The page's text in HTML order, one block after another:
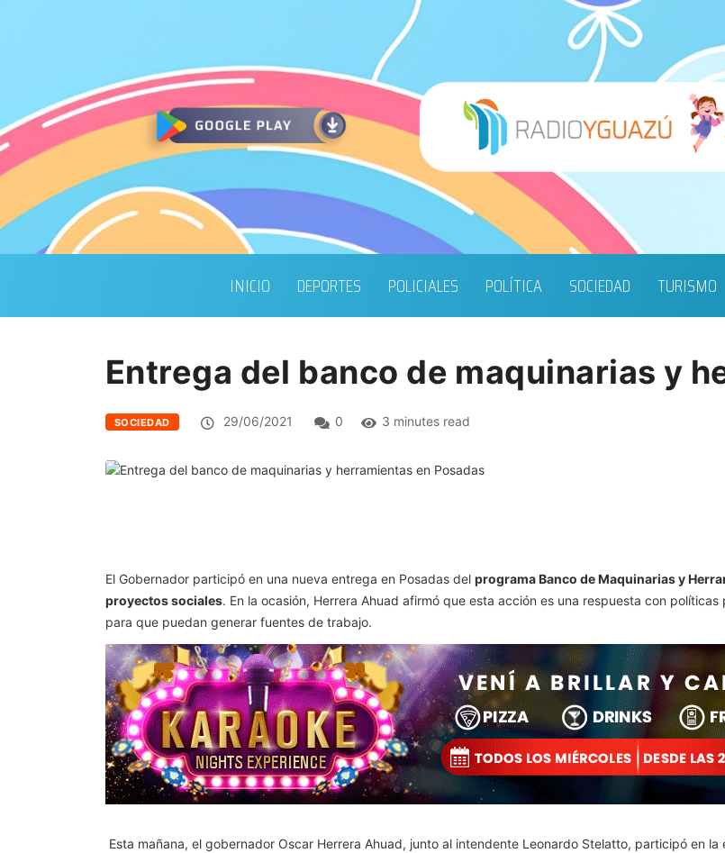
INICIO DEPORTES POLICIALES POLÍTICA SOCIEDAD TURISMO
Entrega del banco de maquinarias y
SOCIEDAD 29/06/2021 0 3 minutes read
El Gobernador participó en una nueva entrega en Posadas del programa Banco de Maquinarias y
proyectos sociales. En la ocasión, Herrera Ahuad afirmó que esta acción es una respuesta con
para que puedan generar fuentes de trabajo.
Esta mañana, el gobernador Oscar Herrera Ahuad, junto al intendente Leonardo Stelatto, participó en